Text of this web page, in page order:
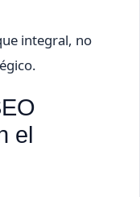
integral, no
el